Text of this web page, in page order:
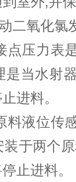
二氧化氯
点压力表
是当水射
进料。
料液位传
于两个
止进料。